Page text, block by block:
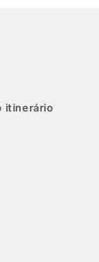
itinerário